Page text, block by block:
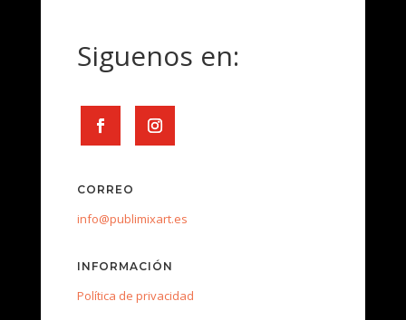
Siguenos en:
CORREO
info@publimixart.es
INFORMACIÓN
Política de privacidad